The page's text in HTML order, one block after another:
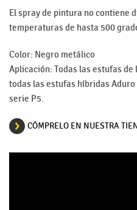
El spray de pintura no contiene
temperaturas de hasta 500
Color: Negro metálico
Aplicación: Todas las estufas
todas las estufas híbridas
serie P5.
CÓMPRELO EN NUESTRA